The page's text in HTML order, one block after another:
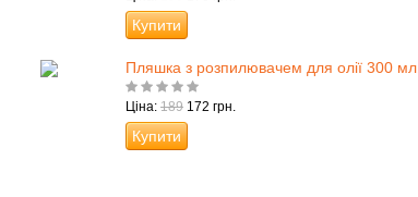
Купити
Пляшка з розпилювачем для олії 300 мл.
Ціна: 189 172 грн.
Купити